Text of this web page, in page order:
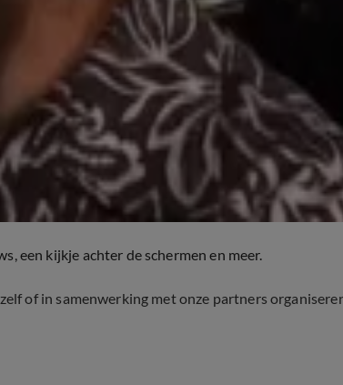
een kijkje achter de schermen en meer.
of in samenwerking met onze partners